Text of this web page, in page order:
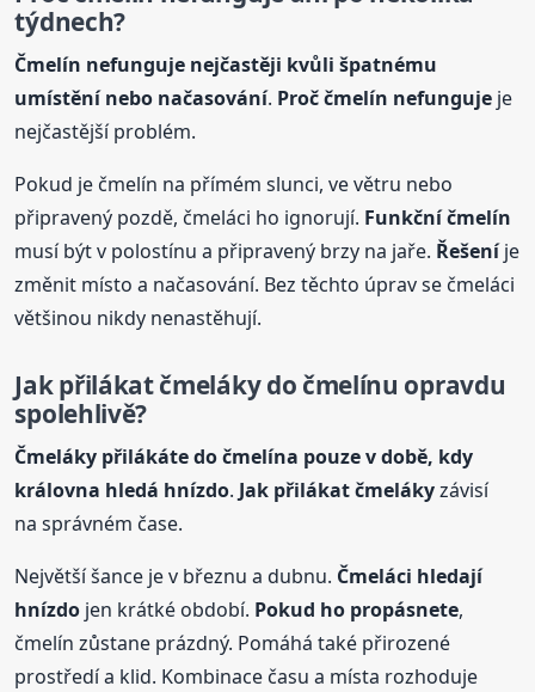
týdnech?
Čmelín nefunguje nejčastěji kvůli špatnému
umístění nebo načasování. Proč čmelín nefunguje je
nejčastější problém.
Pokud je čmelín na přímém slunci, ve větru nebo
připravený pozdě, čmeláci ho ignorují. Funkční čmelín
musí být v polostínu a připravený brzy na jaře. Řešeníje
změnit místo a načasování. Bez těchto úprav se čmeláci
většinou nikdy nenastěhují.
Jak přilákat čmeláky do čmelínu opravdu
spolehlivě?
Čmeláky přilákáte do čmelína pouze v době, kdy
královna hledá hnízdo. Jak přilákat čmelákyzávisí
na správném čase.
Největší šance je v březnu a dubnu. Čmeláci hledají
hnízdo jen krátké období. Pokud ho propásnete,
čmelín zůstane prázdný. Pomáhá také přirozené
prostředí a klid. Kombinace času a místa rozhoduje